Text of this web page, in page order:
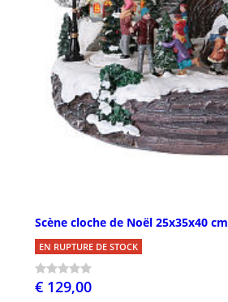
Scène cloche de Noël 25x35x40 cm
EN RUPTURE DE STOCK
€ 129,00